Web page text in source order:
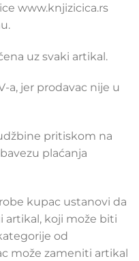
www.knjizicica.rs
uz svaki artikal.
a, jer prodavac nije u
pritiskom na
plaćanja
kupac ustanovi da
artikal, koji može biti
od
može zameniti artikal